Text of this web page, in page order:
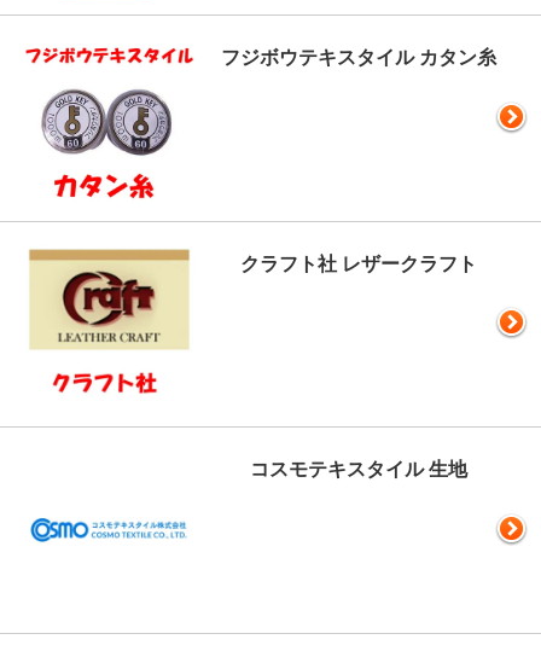
フジボウテキスタイル カタン糸
クラフト社 レザークラフト
コスモテキスタイル 生地